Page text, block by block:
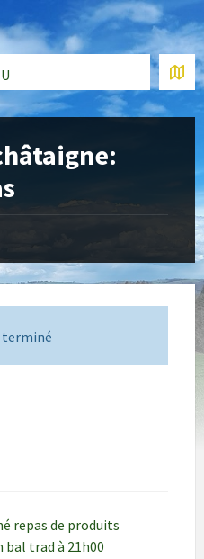
terminé
repas de produits
bal trad à 21h00